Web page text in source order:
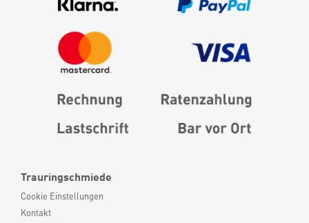
Trauringschmiede
Cookie Einstellungen
Kontakt